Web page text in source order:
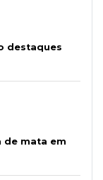
destaques
de mata em